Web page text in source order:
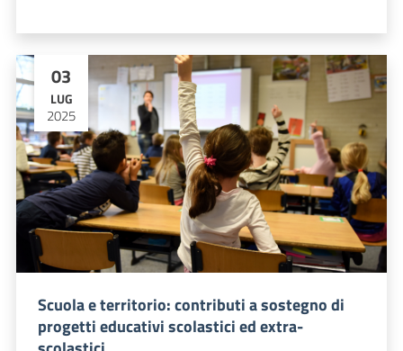
03
LUG
2025
Scuola e territorio: contributi a sostegno di
progetti educativi scolastici ed extra-